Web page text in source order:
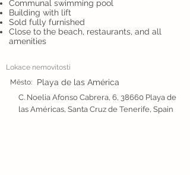
Communal swimming pool
Building with lift
Sold fully furnished
Close to the beach, restaurants, and all
amenities
Lokace nemovitosti
Město:
Playa de las América
C. Noelia Afonso Cabrera, 6, 38660 Playa de
las Américas, Santa Cruz de Tenerife, Spain